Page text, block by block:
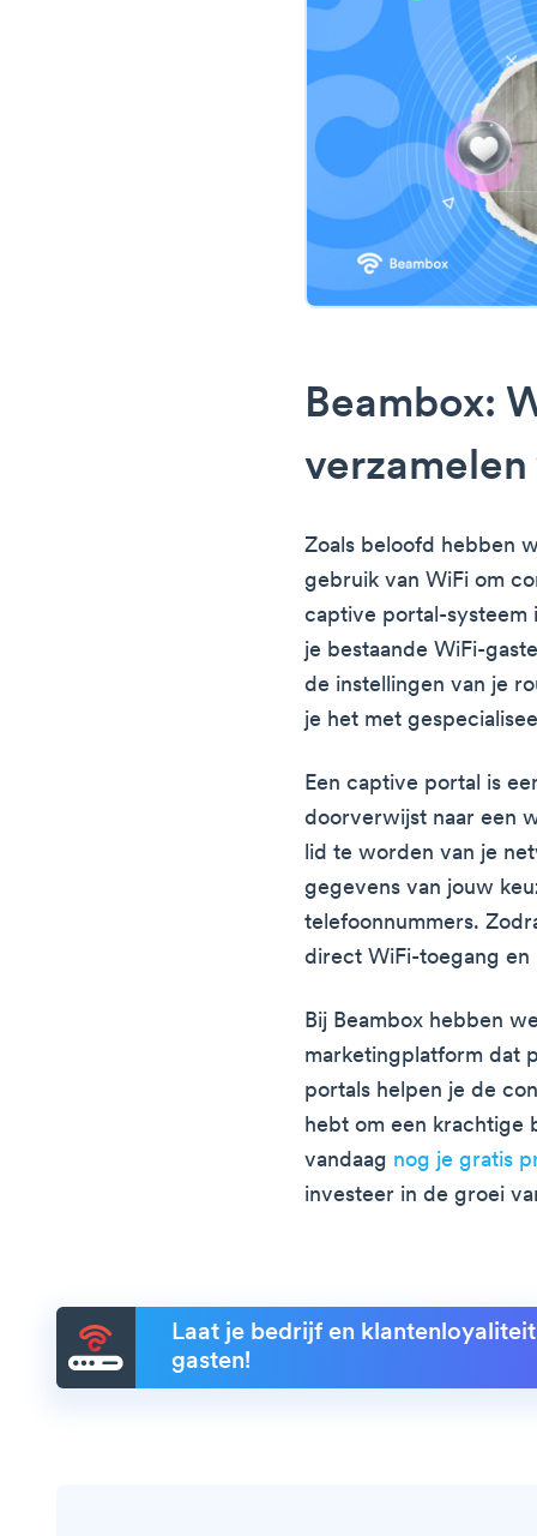
Beambox:
Zoals beloofd hebben
gebruik van WiFi om
captive portal-systeem
je bestaande WiFi-
de instellingen van je
je het met
Een captive portal is
doorverwijst naar een
lid te worden van je
gegevens van jouw
telefoonnummers.
direct WiFi-toegang
Bij Beambox hebben
marketingplatform dat
portals helpen je de
hebt om een krachtige
vandaag nog je gratis
investeer in de groei
Laat je bedrijf en
gasten!